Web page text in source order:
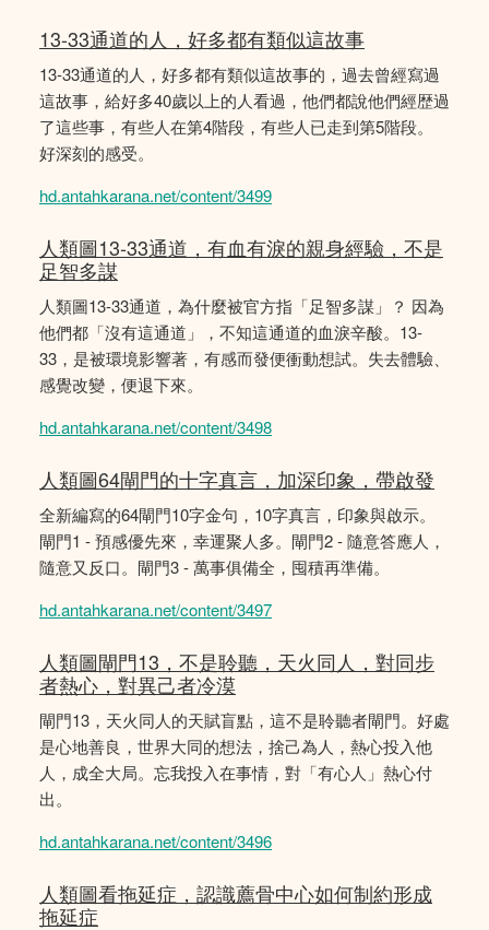
13-33通道的人，好多都有類似這故事
13-33通道的人，好多都有類似這故事的，過去曾經寫過
這故事，給好多40歲以上的人看過，他們都說他們經歴過
了這些事，有些人在第4階段，有些人已走到第5階段。
好深刻的感受。
hd.antahkarana.net/content/3499
人類圖13-33通道，有血有淚的親身經驗，不是
足智多謀
人類圖13-33通道，為什麼被官方指「足智多謀」？ 因為
他們都「沒有這通道」，不知這通道的血淚辛酸。13-
33，是被環境影響著，有感而發便衝動想試。失去體驗、
感覺改變，便退下來。
hd.antahkarana.net/content/3498
人類圖64閘門的十字真言，加深印象，帶啟發
全新編寫的64閘門10字金句，10字真言，印象與啟示。
閘門1 - 預感優先來，幸運聚人多。閘門2 - 隨意答應人，
隨意又反口。閘門3 - 萬事俱備全，囤積再準備。
hd.antahkarana.net/content/3497
人類圖閘門13，不是聆聽，天火同人，對同步
者熱心，對異己者冷漠
閘門13，天火同人的天賦盲點，這不是聆聽者閘門。好處
是心地善良，世界大同的想法，捨己為人，熱心投入他
人，成全大局。忘我投入在事情，對「有心人」熱心付
出。
hd.antahkarana.net/content/3496
人類圖看拖延症，認識薦骨中心如何制約形成
拖延症